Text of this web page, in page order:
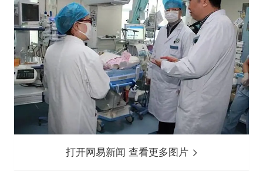
打开网易新闻 查看更多图片